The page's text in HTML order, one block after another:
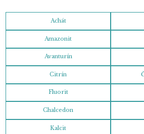
Achát
Amazonit
Avanturín
Citrín
Fluorit
Chalcedon
Kalcit
Doporučujeme